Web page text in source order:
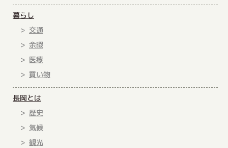
暮らし
交通
余暇
医療
買い物
長岡とは
歴史
気候
観光